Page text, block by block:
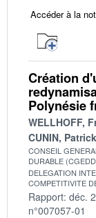
Accéder à la
Création
Polynésie
WELLHOFF,
CUNIN, Patrick
CONSEIL
DURABLE
DELEGATION
COMPETITIVITE
Rapport: déc.
n°007057-01